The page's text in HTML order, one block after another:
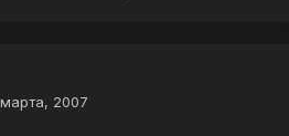
2007